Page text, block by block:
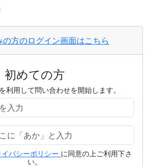
の方のログイン画面はこちら
初めての方
利用して問い合わせを開始します。
イバシーポリシー に同意の上ご利用下さ
い。